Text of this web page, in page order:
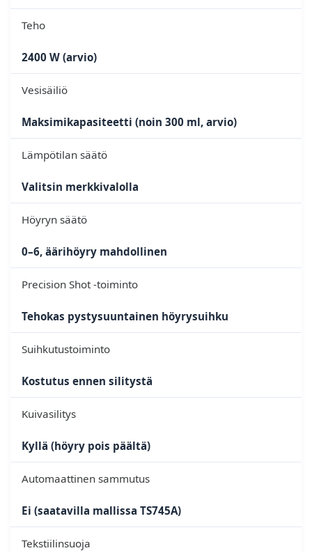
Teho
2400 W (arvio)
Vesisäiliö
Maksimikapasiteetti (noin 300 ml, arvio)
Lämpötilan säätö
Valitsin merkkivalolla
Höyryn säätö
0–6, äärihöyry mahdollinen
Precision Shot -toiminto
Tehokas pystysuuntainen höyrysuihku
Suihkutustoiminto
Kostutus ennen silitystä
Kuivasilitys
Kyllä (höyry pois päältä)
Automaattinen sammutus
Ei (saatavilla mallissa TS745A)
Tekstiilinsuoja